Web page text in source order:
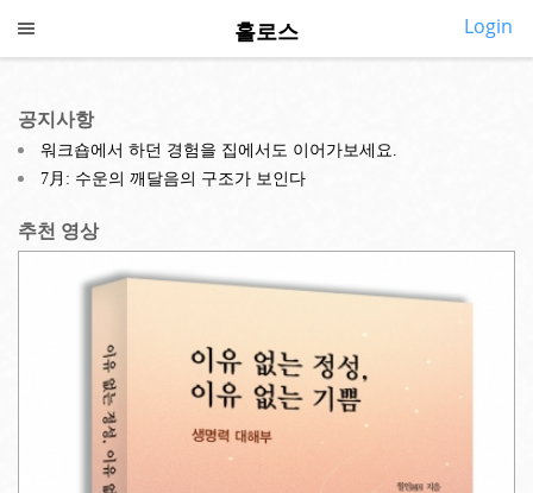
홀로스 Login
공지사항
워크숍에서 하던 경험을 집에서도 이어가보세요.
7月: 수운의 깨달음의 구조가 보인다
추천 영상
CALL US COLLAPSE
◎소개
◎프로그램
심포지엄
내강의실
커뮤니티